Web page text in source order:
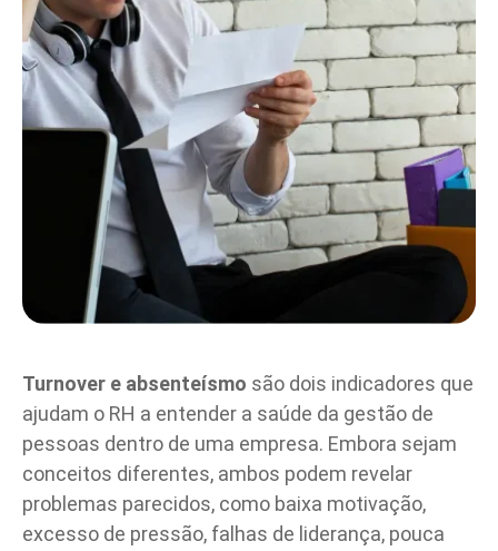
Turnover e absenteísmo são dois indicadores que
ajudam o RH a entender a saúde da gestão de
pessoas dentro de uma empresa. Embora sejam
conceitos diferentes, ambos podem revelar
problemas parecidos, como baixa motivação,
excesso de pressão, falhas de liderança, pouca